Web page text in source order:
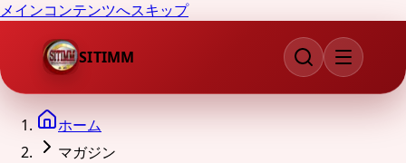
メインコンテンツへスキップ
SITIMM
ホーム
マガジン